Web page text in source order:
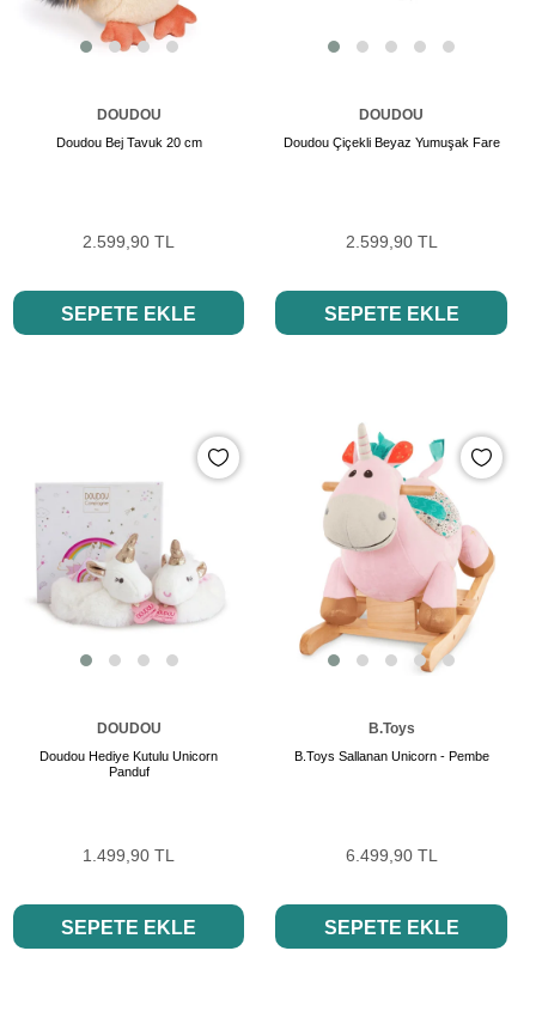
DOUDOU
Doudou Bej Tavuk 20 cm
2.599,90 TL
SEPETE EKLE
DOUDOU
Doudou Çiçekli Beyaz Yumuşak Fare
2.599,90 TL
SEPETE EKLE
DOUDOU
Doudou Hediye Kutulu Unicorn
Panduf
1.499,90 TL
SEPETE EKLE
B.Toys
B.Toys Sallanan Unicorn - Pembe
6.499,90 TL
SEPETE EKLE